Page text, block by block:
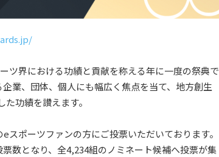
ツ界における功績と貢献を称える年に一度の祭典で
業、団体、個人にも幅広く焦点を当て、地方創生
功績を讃えます。
ポーツファンの方にご投票いただいております。
数となり、全4,234組のノミネート候補へ投票が集